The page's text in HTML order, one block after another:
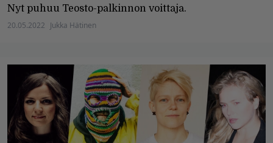
Nyt puhuu Teosto-palkinnon voittaja.
20.05.2022 Jukka Hätinen